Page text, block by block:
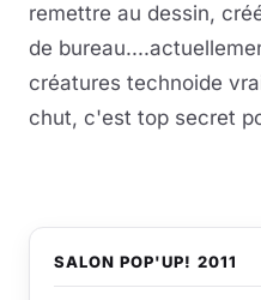
remettre au dessin,
de
créatures technoide
chut, c'est top secret
SALON POP'UP! 2011